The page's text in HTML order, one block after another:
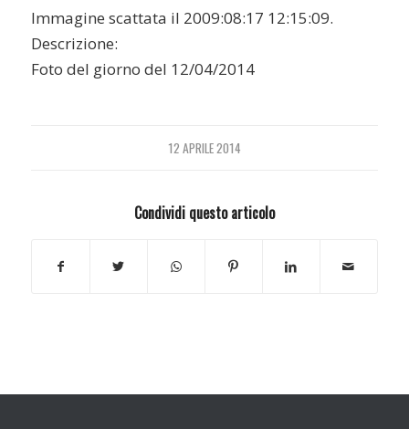
Immagine scattata il 2009:08:17 12:15:09.
Descrizione:
Foto del giorno del 12/04/2014
12 APRILE 2014
Condividi questo articolo